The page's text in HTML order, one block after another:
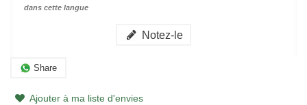
dans cette langue
Notez-le
Share
Ajouter à ma liste d'envies